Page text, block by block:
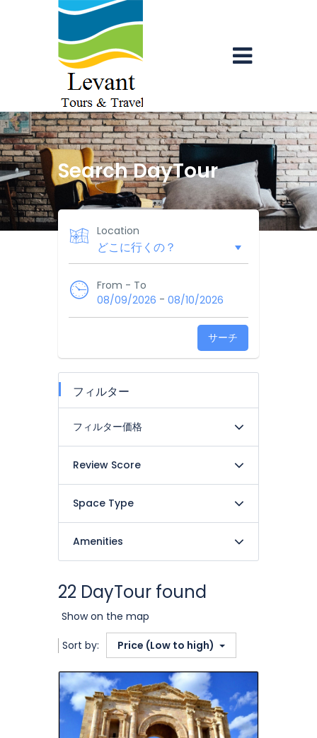
Search DayTour
Location
From - To
08/09/2026 -08/10/2026
サーチ
フィルター
フィルター価格
Review Score
Space Type
Amenities
22 DayTour found
Show on the map
Sort by: Price (Low to high)